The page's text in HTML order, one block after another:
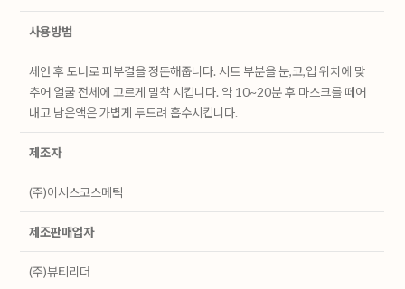
사용방법
세안 후 토너로 피부결을 정돈해줍니다. 시트 부분을 눈,코,입 위치에 맞
추어 얼굴 전체에 고르게 밀착 시킵니다. 약 10~20분 후 마스크를 떼어
내고 남은액은 가볍게 두드려 흡수시킵니다.
제조자
(주)이시스코스메틱
제조판매업자
(주)뷰티리더